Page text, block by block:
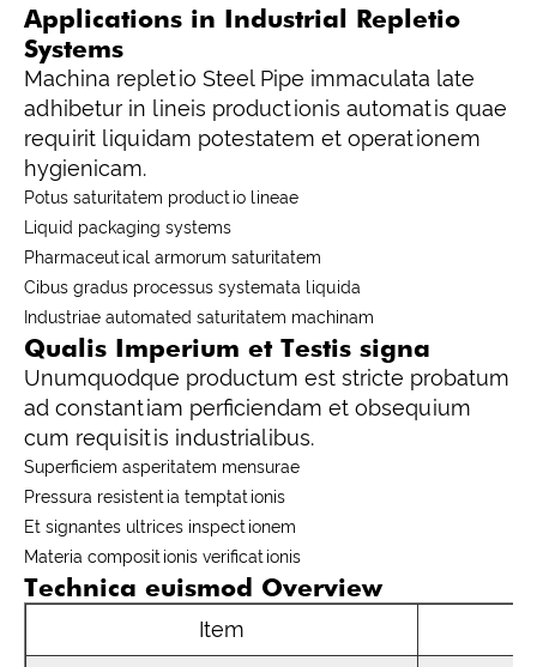
Applications in Industrial Repletio
Systems
Machina repletio Steel Pipe immaculata late
adhibetur in lineis productionis automatis quae
requirit liquidam potestatem et operationem
hygienicam.
Potus saturitatem productio lineae
Liquid packaging systems
Pharmaceutical armorum saturitatem
Cibus gradus processus systemata liquida
Industriae automated saturitatem machinam
Qualis Imperium et Testis signa
Unumquodque productum est stricte probatum
ad constantiam perficiendam et obsequium
cum requisitis industrialibus.
Superficiem asperitatem mensurae
Pressura resistentia temptationis
Et signantes ultrices inspectionem
Materia compositionis verificationis
Technica euismod Overview
Item